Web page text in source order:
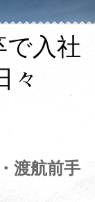
で入社
々
渡航前手